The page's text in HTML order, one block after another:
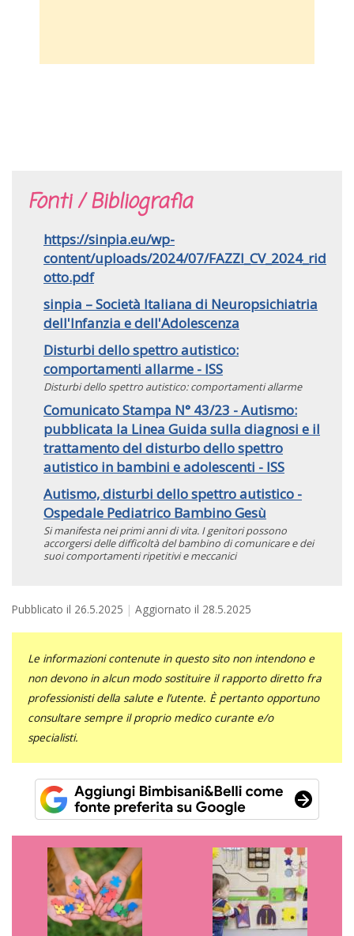
Fonti / Bibliografia
https://sinpia.eu/wp-
content/uploads/2024/07/FAZZI_CV_2024_rid
otto.pdf
sinpia – Società Italiana di Neuropsichiatria
dell'Infanzia e dell'Adolescenza
Disturbi dello spettro autistico:
comportamenti allarme - ISS
Disturbi dello spettro autistico: comportamenti allarme
Comunicato Stampa N° 43/23 - Autismo:
pubblicata la Linea Guida sulla diagnosi e il
trattamento del disturbo dello spettro
autistico in bambini e adolescenti - ISS
Autismo, disturbi dello spettro autistico -
Ospedale Pediatrico Bambino Gesù
Si manifesta nei primi anni di vita. I genitori possono
accorgersi delle difficoltà del bambino di comunicare e dei
suoi comportamenti ripetitivi e meccanici
Pubblicato il 26.5.2025 Aggiornato il 28.5.2025
Le informazioni contenute in questo sito non intendono e
non devono in alcun modo sostituire il rapporto diretto fra
professionisti della salute e l’utente. È pertanto opportuno
consultare sempre il proprio medico curante e/o
specialisti.